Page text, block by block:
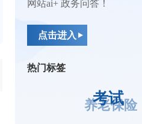
网站ai+ 政务问答！
点击进入
热门标签
考试
养老保险